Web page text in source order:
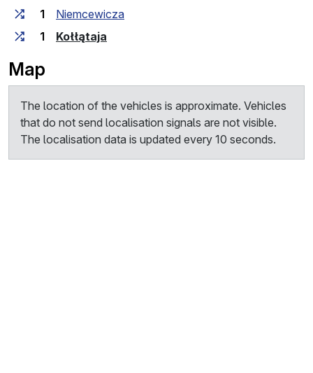
1
Niemcewicza
1
Kołłątaja
Map
The location of the vehicles is approximate. Vehicles
that do not send localisation signals are not visible.
The localisation data is updated every 10 seconds.